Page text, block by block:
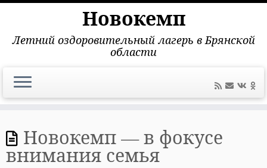
содержимому
Новокемп
Летний оздоровительный лагерь в Брянской
области
Новокемп — в фокусе
внимания семья